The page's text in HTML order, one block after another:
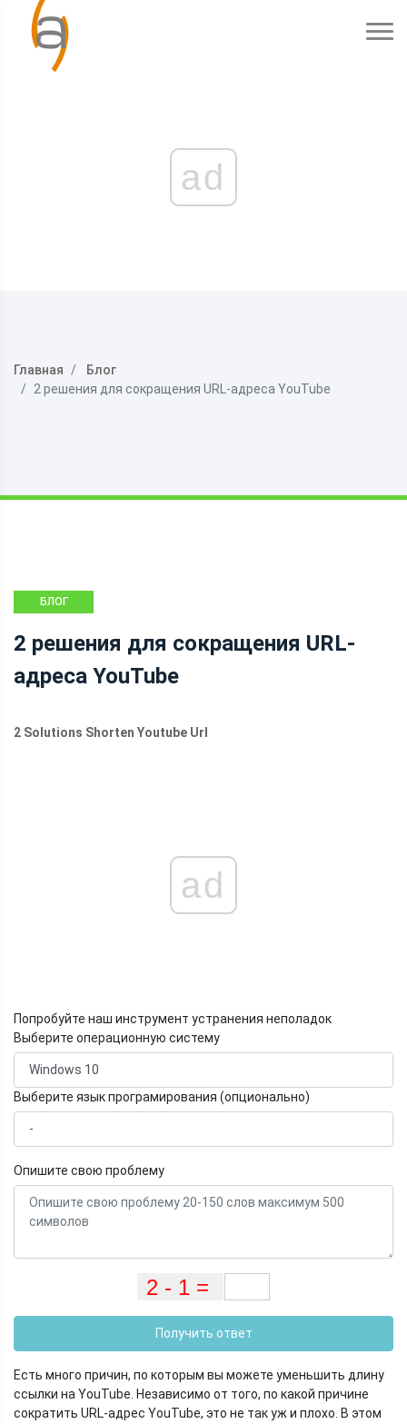
ad
Главная
Блог
2 решения для сокращения URL-адреса YouTube
БЛОГ
2 решения для сокращения URL-
адреса YouTube
2 Solutions Shorten Youtube Url
ad
Попробуйте наш инструмент устранения неполадок
Выберите операционную систему
Выберите язык програмирования (опционально)
Опишите свою проблему
Получить ответ
Есть много причин, по которым вы можете уменьшить длину
ссылки на YouTube. Независимо от того, по какой причине
сократить URL-адрес YouTube, это не так уж и плохо. В этом